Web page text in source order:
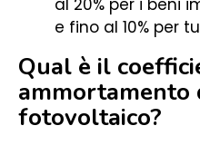
al 20% per i beni
e fino al 10% per
Qual è il
ammortamento
fotovoltaico?